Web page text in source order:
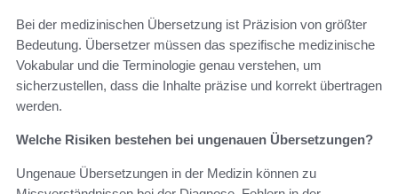
Bei der medizinischen Übersetzung ist Präzision von größter
Bedeutung. Übersetzer müssen das spezifische medizinische
Vokabular und die Terminologie genau verstehen, um
sicherzustellen, dass die Inhalte präzise und korrekt übertragen
werden.
Welche Risiken bestehen bei ungenauen Übersetzungen?
Ungenaue Übersetzungen in der Medizin können zu